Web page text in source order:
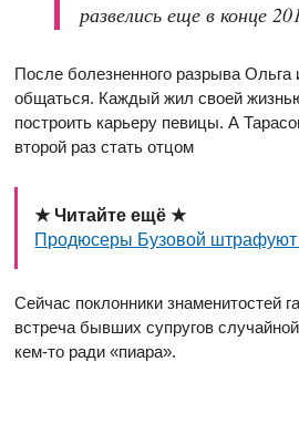
развелись еще в конце
После болезненного разрыва Ольга
общаться. Каждый жил своей
построить карьеру певицы. А
второй раз стать отцом
★ Читайте ещё ★
Продюсеры Бузовой штрафуют
Сейчас поклонники знаменитостей
встреча бывших супругов
кем-то ради «пиара».